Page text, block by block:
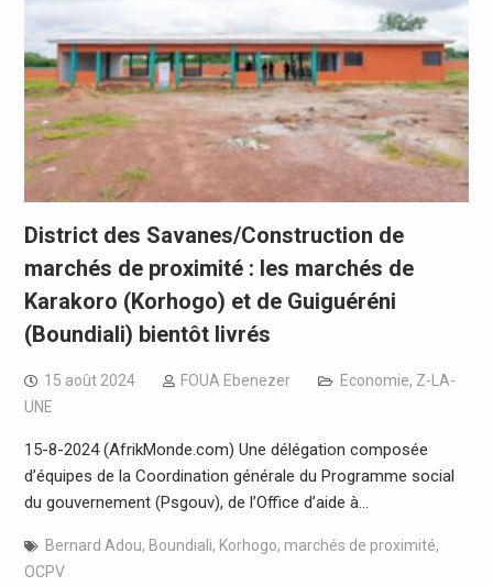
District des Savanes/Construction de
marchés de proximité : les marchés de
Karakoro (Korhogo) et de Guiguéréni
(Boundiali) bientôt livrés
15 août 2024 FOUA Ebenezer Economie, Z-LA-
UNE
15-8-2024 (AfrikMonde.com) Une délégation composée
d’équipes de la Coordination générale du Programme social
du gouvernement (Psgouv), de l’Office d’aide à…
Bernard Adou, Boundiali, Korhogo, marchés de proximité,
OCPV